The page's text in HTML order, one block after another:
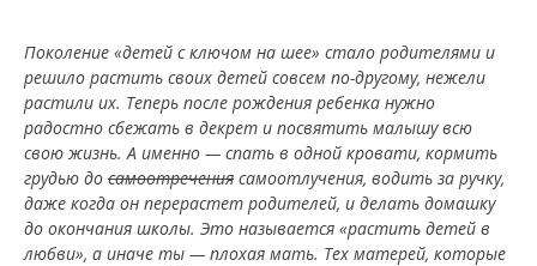
Поколение «детей с ключом на шее» стало родителями и
решило растить своих детей совсем по-другому, нежели
растили их. Теперь после рождения ребенка нужно
радостно сбежать в декрет и посвятить малышу всю
свою жизнь. А именно — спать в одной кровати, кормить
грудью до самоотречения самоотлучения, водить за ручку,
даже когда он перерастет родителей, и делать домашку
до окончания школы. Это называется «растить детей в
любви», а иначе ты — плохая мать. Тех матерей, которые